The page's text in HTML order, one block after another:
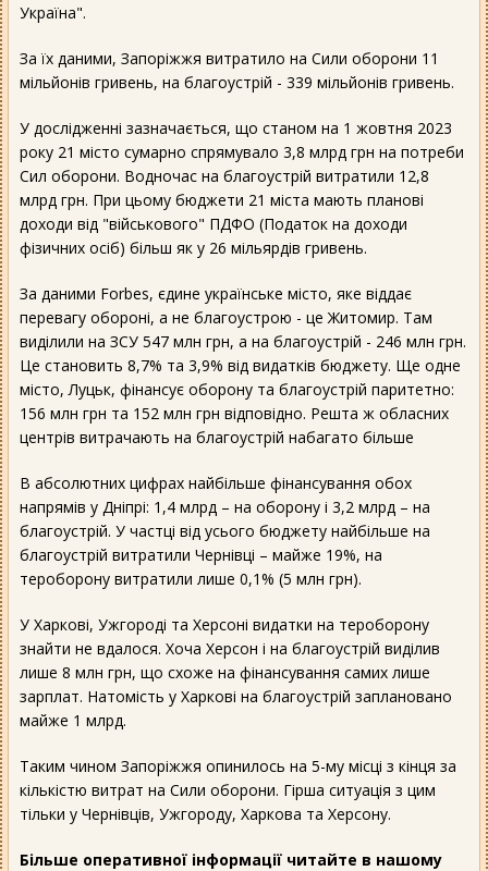
Україна".
За їх даними, Запоріжжя витратило на Сили оборони 11
мільйонів гривень, на благоустрій - 339 мільйонів гривень.
У дослідженні зазначається, що станом на 1 жовтня 2023
року 21 місто сумарно спрямувало 3,8 млрд грн на потреби
Сил оборони. Водночас на благоустрій витратили 12,8
млрд грн. При цьому бюджети 21 міста мають планові
доходи від "військового" ПДФО (Податок на доходи
фізичних осіб) більш як у 26 мільярдів гривень.
За даними Forbes, єдине українське місто, яке віддає
перевагу обороні, а не благоустрою - це Житомир. Там
виділили на ЗСУ 547 млн грн, а на благоустрій - 246 млн грн.
Це становить 8,7% та 3,9% від видатків бюджету. Ще одне
місто, Луцьк, фінансує оборону та благоустрій паритетно:
156 млн грн та 152 млн грн відповідно. Решта ж обласних
центрів витрачають на благоустрій набагато більше
В абсолютних цифрах найбільше фінансування обох
напрямів у Дніпрі: 1,4 млрд – на оборону і 3,2 млрд – на
благоустрій. У частці від усього бюджету найбільше на
благоустрій витратили Чернівці – майже 19%, на
тероборону витратили лише 0,1% (5 млн грн).
У Харкові, Ужгороді та Херсоні видатки на тероборону
знайти не вдалося. Хоча Херсон і на благоустрій виділив
лише 8 млн грн, що схоже на фінансування самих лише
зарплат. Натомість у Харкові на благоустрій заплановано
майже 1 млрд.
Таким чином Запоріжжя опинилось на 5-му місці з кінця за
кількістю витрат на Сили оборони. Гірша ситуація з цим
тільки у Чернівців, Ужгороду, Харкова та Херсону.
Більше оперативної інформації читайте в нашому